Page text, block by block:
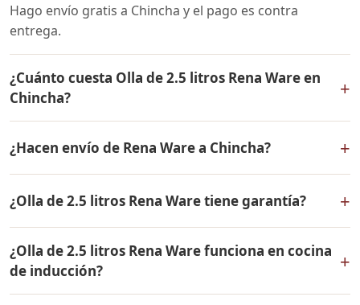
Hago envío gratis a Chincha y el pago es contra
entrega.
¿Cuánto cuesta Olla de 2.5 litros Rena Ware en
Chincha?
+
todo el Perú. Contáctame por WhatsApp para conocer
el precio actual, promociones disponibles y facilidades
de pago en cuotas desde el 10% de inicial.
¿Hacen envío de Rena Ware a Chincha? +
a Chincha, Ica y a todo el Perú. El pago es contra
entrega.
¿Olla de 2.5 litros Rena Ware tiene garantía? +
vida contra defectos de fabricación. Todos los
productos Rena Ware están fabricados en acero
inoxidable quirúrgico 18/10 de la más alta calidad.
¿Olla de 2.5 litros Rena Ware funciona en cocina
de inducción?
+